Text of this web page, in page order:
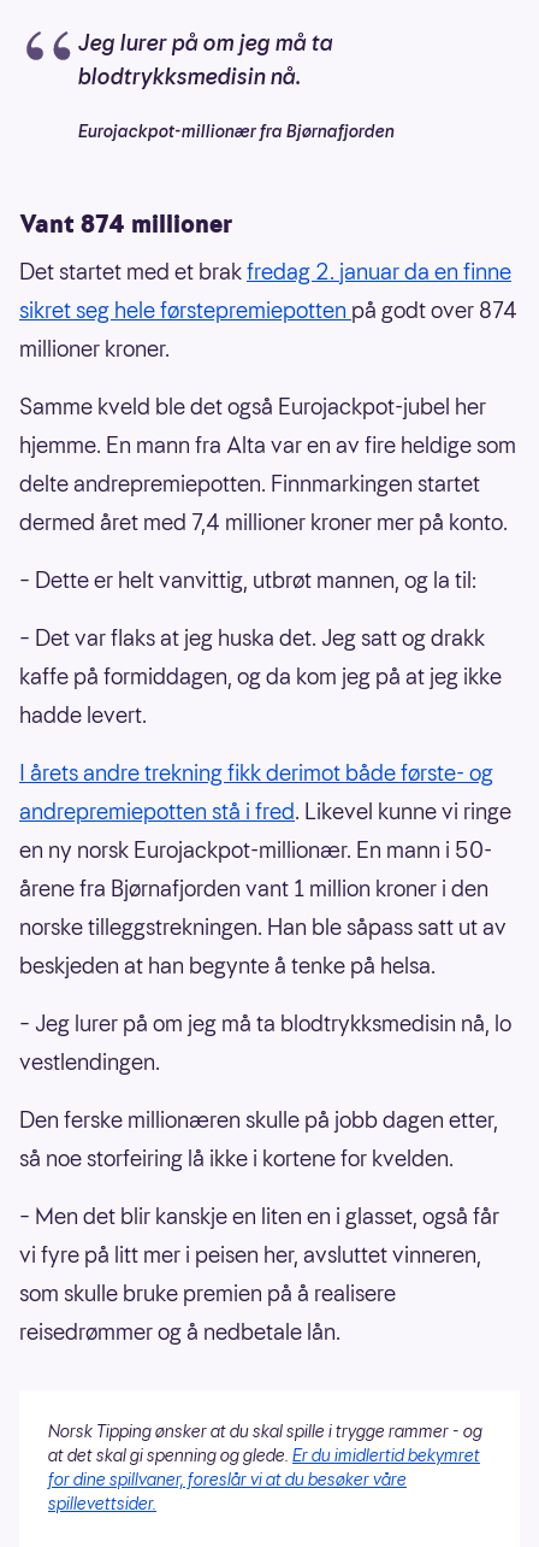
Jeg lurer på om jeg må ta
blodtrykksmedisin nå.
Eurojackpot-millionær fra Bjørnafjorden
Vant 874 millioner
Det startet med et brakfredag 2. januar da en finne
sikret seg hele førstepremiepotten på godt over 874
millioner kroner.
Samme kveld ble det også Eurojackpot-jubel her
hjemme. En mann fra Alta var en av fire heldige som
delte andrepremiepotten. Finnmarkingen startet
dermed året med 7,4 millioner kroner mer på konto.
– Dette er helt vanvittig, utbrøt mannen, og la til:
– Det var flaks at jeg huska det. Jeg satt og drakk
kaffe på formiddagen, og da kom jeg på at jeg ikke
hadde levert.
I årets andre trekning fikk derimot både første- og
andrepremiepotten stå i fred. Likevel kunne vi ringe
en ny norsk Eurojackpot-millionær. En mann i 50-
årene fra Bjørnafjorden vant 1 million kroner i den
norske tilleggstrekningen. Han ble såpass satt ut av
beskjeden at han begynte å tenke på helsa.
– Jeg lurer på om jeg må ta blodtrykksmedisin nå, lo
vestlendingen.
Den ferske millionæren skulle på jobb dagen etter,
så noe storfeiring lå ikke i kortene for kvelden.
– Men det blir kanskje en liten en i glasset, også får
vi fyre på litt mer i peisen her, avsluttet vinneren,
som skulle bruke premien på å realisere
reisedrømmer og å nedbetale lån.
Norsk Tipping ønsker at du skal spille i trygge rammer - og
at det skal gi spenning og glede. Er du imidlertid bekymret
for dine spillvaner, foreslår vi at du besøker våre
spillevettsider.